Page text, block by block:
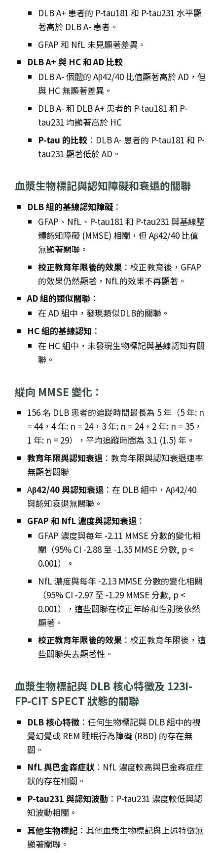
DLB A+ 患者的 P-tau181 和 P-tau231 水平顯
著高於 DLB A- 患者。
GFAP 和 NfL 未見顯著差異。
DLB A+ 與 HC 和 AD 比較
DLB A- 個體的 Aβ42/40 比值顯著高於 AD，但
與 HC 無顯著差異。
DLB A- 和 DLB A+ 患者的 P-tau181 和 P-
tau231 均顯著高於 HC
P-tau 的比較 ：DLB A- 患者的 P-tau181 和 P-
tau231 顯著低於 AD。
血漿生物標記與認知障礙和衰退的關聯
DLB 組的基線認知障礙 ：
GFAP、NfL、P-tau181 和 P-tau231 與基線整
體認知障礙 (MMSE) 相關，但 Aβ42/40 比值
無顯著關聯。
校正教育年限後的效果 ：校正教育後，GFAP
的效果仍然顯著，NfL的效果不再顯著。
AD 組的類似關聯 ：
在 AD 組中，發現類似DLB的關聯。
HC 組的基線認知 ：
在 HC 組中，未發現生物標記與基線認知有關
聯。
縱向 MMSE 變化 ：
156 名 DLB 患者的追踨時間最長為 5 年（5 年: n
= 44，4 年: n = 24，3 年: n = 24，2 年: n = 35，
1 年: n = 29），平均追蹤時間為 3.1 (1.5) 年。
教育年限與認知衰退 ：教育年限與認知衰退速率
無顯著關聯
Aβ42/40 與認知衰退 ：在 DLB 組中，Aβ42/40
與認知衰退無關聯。
GFAP 和 NfL 濃度與認知衰退 ：
GFAP 濃度與每年 -2.11 MMSE 分數的變化相
關（95% CI -2.88 至 -1.35 MMSE 分數, p <
0.001）。
NfL 濃度與每年 -2.13 MMSE 分數的變化相關
（95% CI -2.97 至 -1.29 MMSE 分數, p <
0.001），這些關聯在校正年齡和性別後依然
顯著。
校正教育年限後的效果 ：校正教育年限後，這
些關聯失去顯著性。
血漿生物標記與 DLB 核心特徵及 123I-
FP-CIT SPECT 狀態的關聯
DLB 核心特徵 ：任何生物標記與 DLB 組中的視
覺幻覺或 REM 睡眠行為障礙 (RBD) 的存在無
關。
NfL 與巴金森症狀 ：NfL 濃度較高與巴金森症症
狀的存在相關。
P-tau231 與認知波動 ：P-tau231 濃度較低與認
知波動相關。
其他生物標記 ：其他血漿生物標記與上述特徵無
顯著關聯。